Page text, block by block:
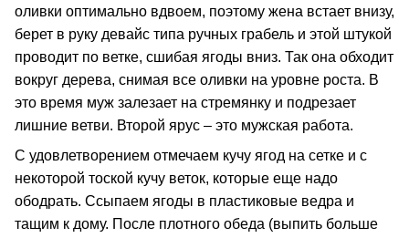
оливки оптимально вдвоем, поэтому жена встает внизу,
берет в руку девайс типа ручных грабель и этой штукой
проводит по ветке, сшибая ягоды вниз. Так она обходит
вокруг дерева, снимая все оливки на уровне роста. В
это время муж залезает на стремянку и подрезает
лишние ветви. Второй ярус – это мужская работа.
С удовлетворением отмечаем кучу ягод на сетке и с
некоторой тоской кучу веток, которые еще надо
ободрать. Ссыпаем ягоды в пластиковые ведра и
тащим к дому. После плотного обеда (выпить больше